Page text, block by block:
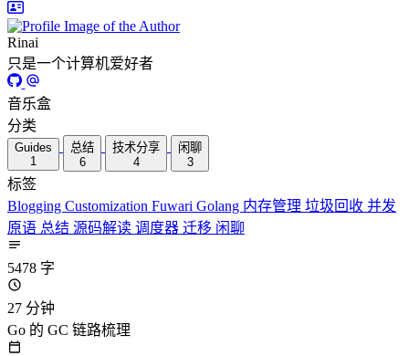
Rinai
只是一个计算机爱好者
音乐盒
分类
Guides
1
总结
6
技术分享
4
闲聊
3
标签
Blogging Customization Fuwari Golang 内存管理 垃圾回收 并发
原语 总结 源码解读 调度器 迁移 闲聊
5478 字
27 分钟
Go 的 GC 链路梳理